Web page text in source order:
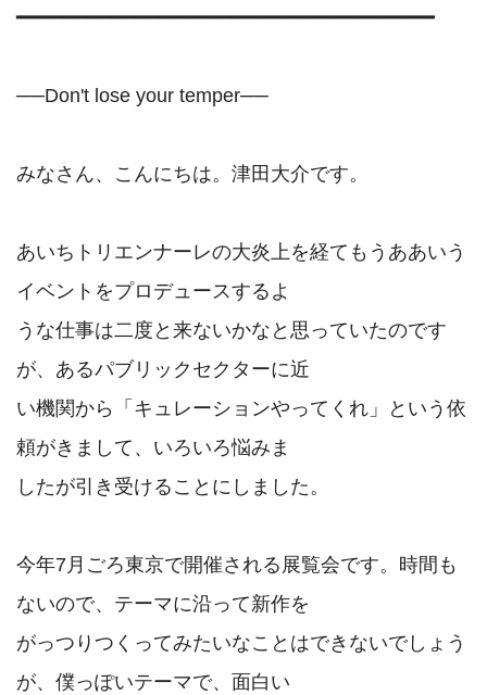
━━━━━━━━━━━━━━━━━━━━━━━━━━━━━━━━━━━
──Don't lose your temper──
みなさん、こんにちは。津田大介です。
あいちトリエンナーレの大炎上を経てもうああいう
イベントをプロデュースするよ
うな仕事は二度と来ないかなと思っていたのです
が、あるパブリックセクターに近
い機関から「キュレーションやってくれ」という依
頼がきまして、いろいろ悩みま
したが引き受けることにしました。
今年7月ごろ東京で開催される展覧会です。時間も
ないので、テーマに沿って新作を
がっつりつくってみたいなことはできないでしょう
が、僕っぽいテーマで、面白い